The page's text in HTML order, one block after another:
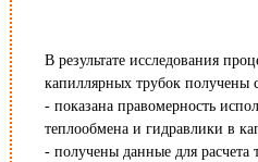
В результате исследования
капиллярных трубок получены
- показана правомерность
теплообмена и гидравлики в
- получены данные для расчета